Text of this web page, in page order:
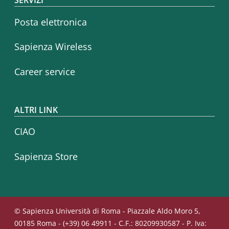
Posta elettronica
Sapienza Wireless
Career service
ALTRI LINK
CIAO
Sapienza Store
© Sapienza Università di Roma - Piazzale Aldo Moro 5,
00185 Roma - (+39) 06 49911 - C.F.: 80209930587 - P. Iva: